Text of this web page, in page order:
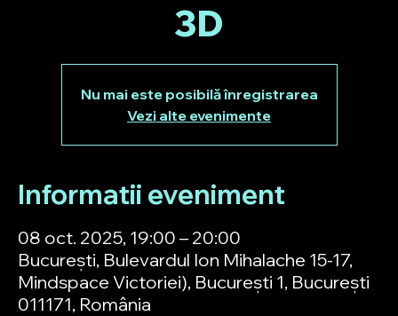
3D
Nu mai este posibilă înregistrarea
Vezi alte evenimente
Informatii eveniment
08 oct. 2025, 19:00 – 20:00
București, Bulevardul Ion Mihalache 15-17,
Mindspace Victoriei), București 1, București
011171, România